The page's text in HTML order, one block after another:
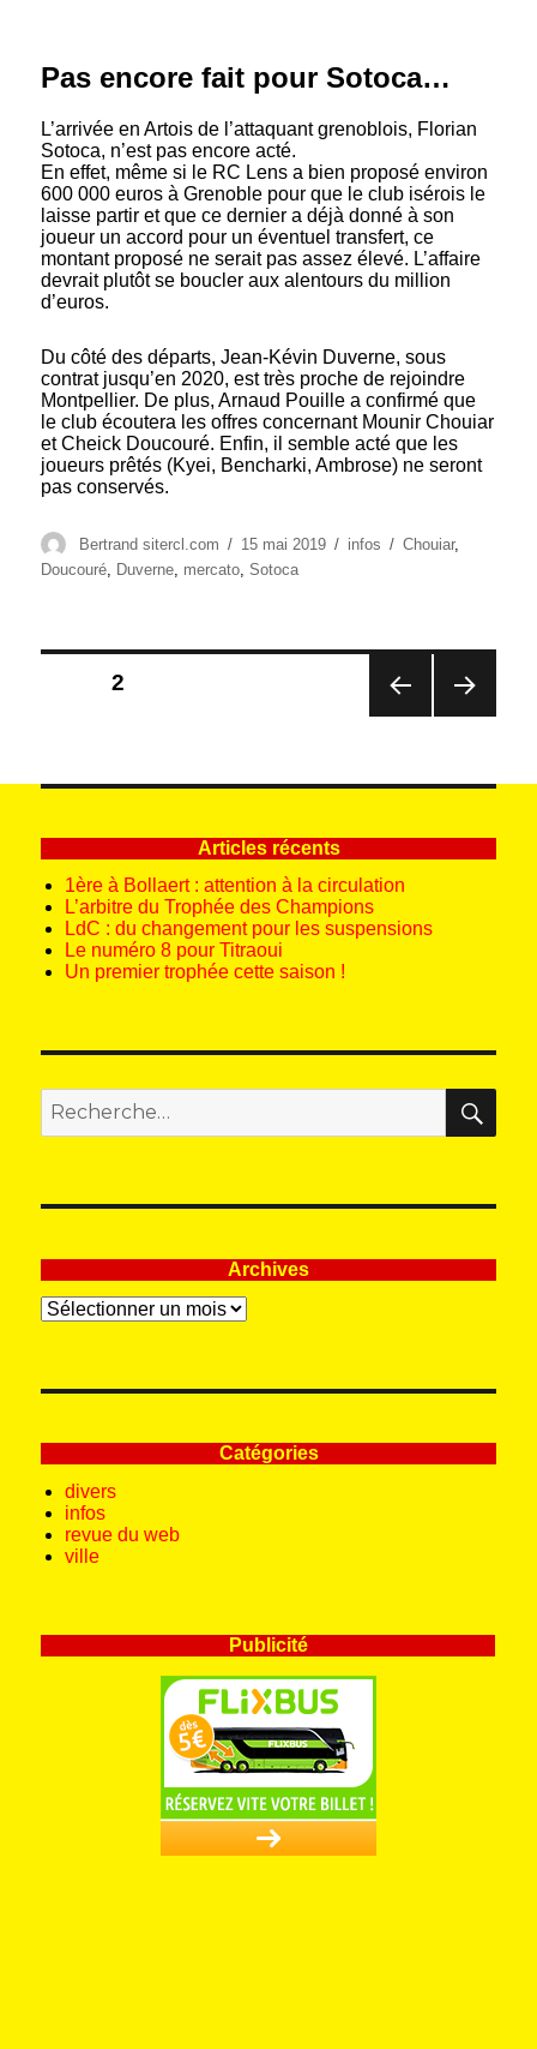
Pas encore fait pour Sotoca…
L’arrivée en Artois de l’attaquant grenoblois, Florian
Sotoca, n’est pas encore acté.
En effet, même si le RC Lens a bien proposé environ
600 000 euros à Grenoble pour que le club isérois le
laisse partir et que ce dernier a déjà donné à son
joueur un accord pour un éventuel transfert, ce
montant proposé ne serait pas assez élevé. L’affaire
devrait plutôt se boucler aux alentours du million
d’euros.
Du côté des départs, Jean-Kévin Duverne, sous
contrat jusqu’en 2020, est très proche de rejoindre
Montpellier. De plus, Arnaud Pouille a confirmé que
le club écoutera les offres concernant Mounir Chouiar
et Cheick Doucouré. Enfin, il semble acté que les
joueurs prêtés (Kyei, Bencharki, Ambrose) ne seront
pas conservés.
Auteur
Bertrand sitercl.com
Publié
le
15 mai 2019 Catégories
infos Étiquettes
Chouiar,
Doucouré
Duverne mercato ,Sotoca
Pagination
CÉD
E
PAGE2
ANT
Articles récents
1ère à Bollaert : attention à la circulation
L’arbitre du Trophée des Champions
LdC : du changement pour les suspensions
Le numéro 8 pour Titraoui
Un premier trophée cette saison !
Recherche
pour
:
Archives
Archives
Catégories
divers
infos
revue du web
ville